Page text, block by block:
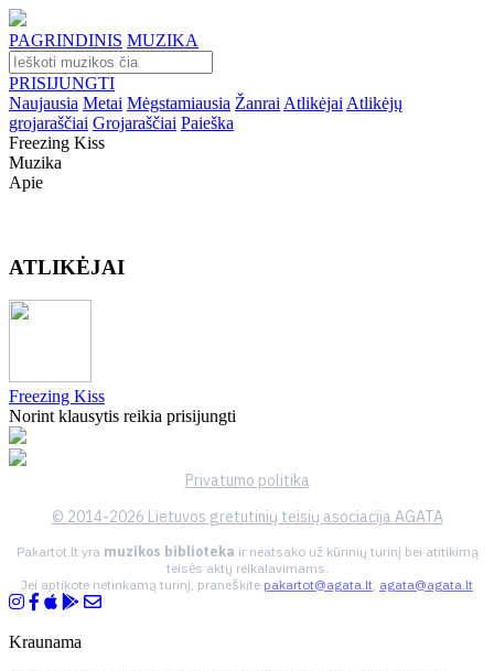
PAGRINDINIS MUZIKA
PRISIJUNGTI
Naujausia Metai Mėgstamiausia Žanrai Atlikėjai Atlikėjų
grojaraščiai Grojaraščiai Paieška
Freezing Kiss
Muzika
Apie
ATLIKĖJAI
Freezing Kiss
Norint klausytis reikia prisijungti
Privatumo politika
© 2014-2026 Lietuvos gretutinių teisių asociacija AGATA
Pakartot.lt yra muzikos biblioteka ir neatsako už kūrinių turinį bei atitikimą
teisės aktų reikalavimams.
Jei aptikote netinkamą turinį, praneškite pakartot@agata.lt, agata@agata.lt
Kraunama